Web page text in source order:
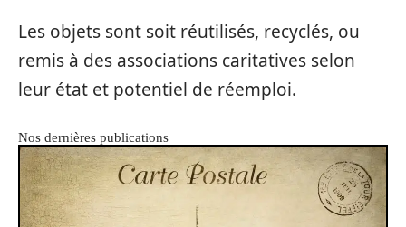
Les objets sont soit réutilisés, recyclés, ou
remis à des associations caritatives selon
leur état et potentiel de réemploi.
Nos dernières publications